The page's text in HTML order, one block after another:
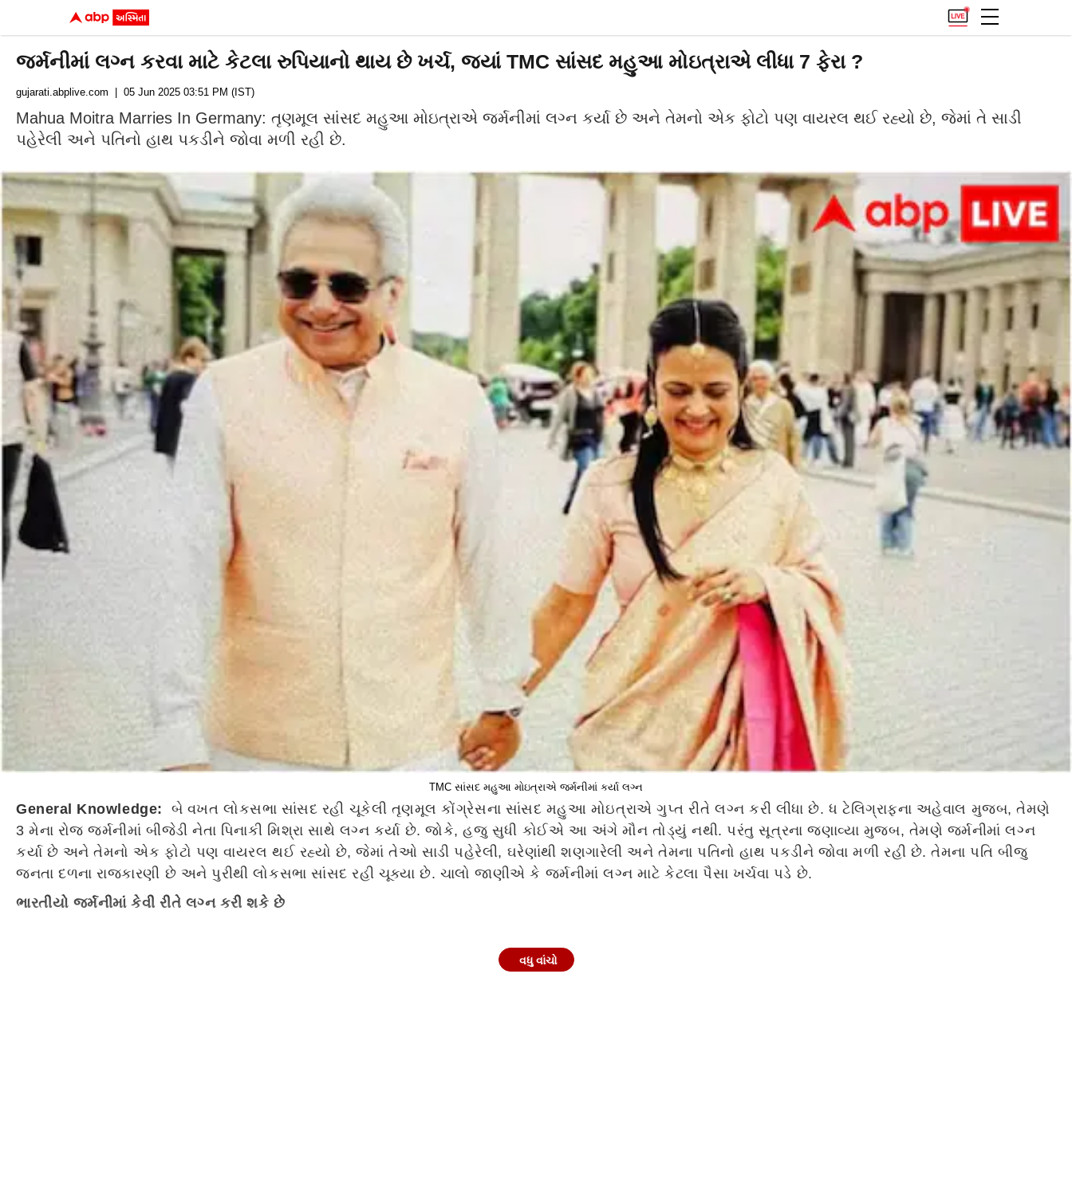
જર્મનીમાં લગ્ન કરવા માટે કેટલા રુપિયાનો થાય છે ખર્ચ, જ્યાં TMC સાંસદ મહુઆ મોઇત્રાએ લીધા 7 ફેરા ?
gujarati.abplive.com | 05 Jun 2025 03:51 PM (IST)
Mahua Moitra Marries In Germany: તૃણમૂલ સાંસદ મહુઆ મોઇત્રાએ જર્મનીમાં લગ્ન કર્યા છે અને તેમનો એક ફોટો પણ વાયરલ થઈ રહ્યો છે, જેમાં તે સાડી
પહેરેલી અને પતિનો હાથ પકડીને જોવા મળી રહી છે.
TMC સાંસદ મહુઆ મોઇત્રાએ જર્મનીમાં કર્યા લગ્ન
General Knowledge:
બે વખત લોકસભા સાંસદ રહી ચૂકેલી તૃણમૂલ કોંગ્રેસના સાંસદ મહુઆ મોઇત્રાએ ગુપ્ત રીતે લગ્ન કરી લીધા છે. ધ ટેલિગ્રાફના અહેવાલ મુજબ, તેમણે
3 મેના રોજ જર્મનીમાં બીજેડી નેતા પિનાકી મિશ્રા સાથે લગ્ન કર્યા છે. જોકે, હજુ સુધી કોઈએ આ અંગે મૌન તોડ્યું નથી. પરંતુ સૂત્રના જણાવ્યા મુજબ, તેમણે જર્મનીમાં લગ્ન
કર્યા છે અને તેમનો એક ફોટો પણ વાયરલ થઈ રહ્યો છે, જેમાં તેઓ સાડી પહેરેલી, ઘરેણાંથી શણગારેલી અને તેમના પતિનો હાથ પકડીને જોવા મળી રહી છે. તેમના પતિ બીજુ
જનતા દળના રાજકારણી છે અને પુરીથી લોકસભા સાંસદ રહી ચૂક્યા છે. ચાલો જાણીએ કે જર્મનીમાં લગ્ન માટે કેટલા પૈસા ખર્ચવા પડે છે.
ભારતીયો જર્મનીમાં કેવી રીતે લગ્ન કરી શકે છે
વધુ વાંચો